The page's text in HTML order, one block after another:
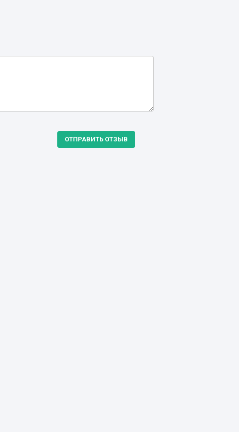
ОТПРАВИТЬ ОТЗЫВ